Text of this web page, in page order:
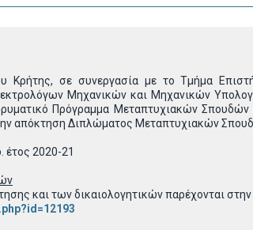
Κρήτης, σε συνεργασία με το Τμήμα
Μηχανικών και Μηχανικών
Πρόγραμμα Μεταπτυχιακών
απόκτηση Διπλώματος Μεταπτυχιακών
έτος 2020-21
και των δικαιολογητικών παρέχονται